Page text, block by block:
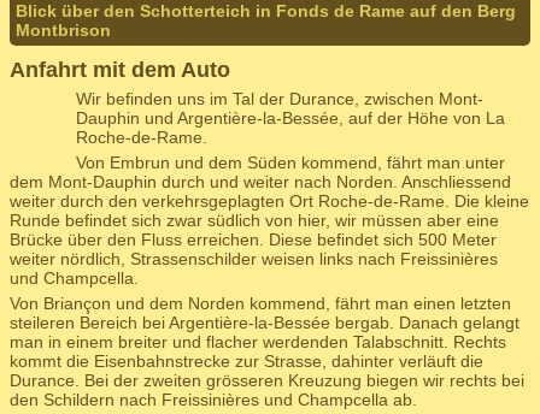
Blick über den Schotterteich in Fonds de Rame auf den Berg
Montbrison
Anfahrt mit dem Auto
Wir befinden uns im Tal der Durance, zwischen Mont-
Dauphin und Argentière-la-Bessée, auf der Höhe von La
Roche-de-Rame.
Von Embrun und dem Süden kommend, fährt man unter
dem Mont-Dauphin durch und weiter nach Norden. Anschliessend
weiter durch den verkehrsgeplagten Ort Roche-de-Rame. Die kleine
Runde befindet sich zwar südlich von hier, wir müssen aber eine
Brücke über den Fluss erreichen. Diese befindet sich 500 Meter
weiter nördlich, Strassenschilder weisen links nach Freissinières
und Champcella.
Von Briançon und dem Norden kommend, fährt man einen letzten
steileren Bereich bei Argentière-la-Bessée bergab. Danach gelangt
man in einem breiter und flacher werdenden Talabschnitt. Rechts
kommt die Eisenbahnstrecke zur Strasse, dahinter verläuft die
Durance. Bei der zweiten grösseren Kreuzung biegen wir rechts bei
den Schildern nach Freissinières und Champcella ab.